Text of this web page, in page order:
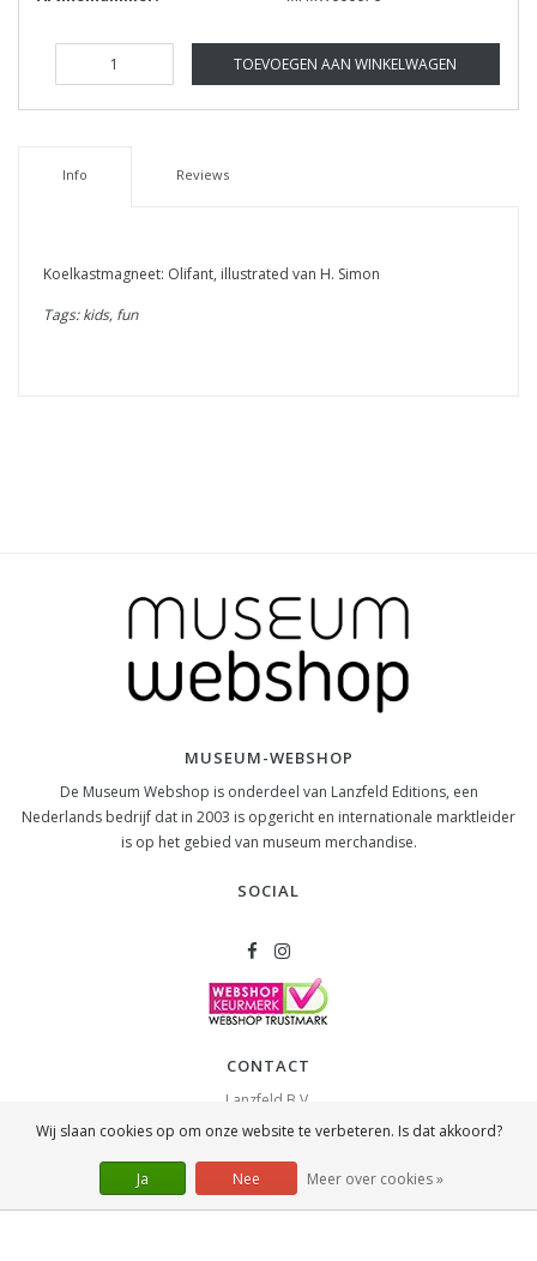
TOEVOEGEN AAN WINKELWAGEN
Info Reviews
Koelkastmagneet: Olifant, illustrated van H. Simon
Tags: kids, fun
MUSEUM-WEBSHOP
De Museum Webshop is onderdeel van Lanzfeld Editions, een
Nederlands bedrijf dat in 2003 is opgericht en internationale marktleider
is op het gebied van museum merchandise.
SOCIAL
CONTACT
Lanzfeld B.V.
Spiegelstraat 10
info@lanzfeld.nl
088 33 66 990
Wij slaan cookies op om onze website te verbeteren. Is dat akkoord?
Ja Nee Meer over cookies »